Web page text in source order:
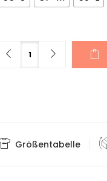
Menge
Größentabelle